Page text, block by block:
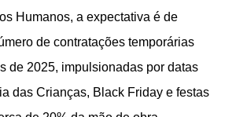
Humanos, a expectativa é de
de contratações temporárias
de 2025, impulsionadas por datas
das Crianças, Black Friday e festas